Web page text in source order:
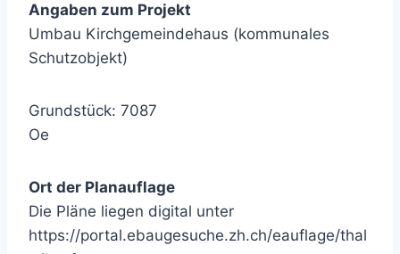
Angaben zum Projekt
Umbau Kirchgemeindehaus (kommunales
Schutzobjekt)
Grundstück: 7087
Oe
Ort der Planauflage
Die Pläne liegen digital unter
https://portal.ebaugesuche.zh.ch/eauflage/thal